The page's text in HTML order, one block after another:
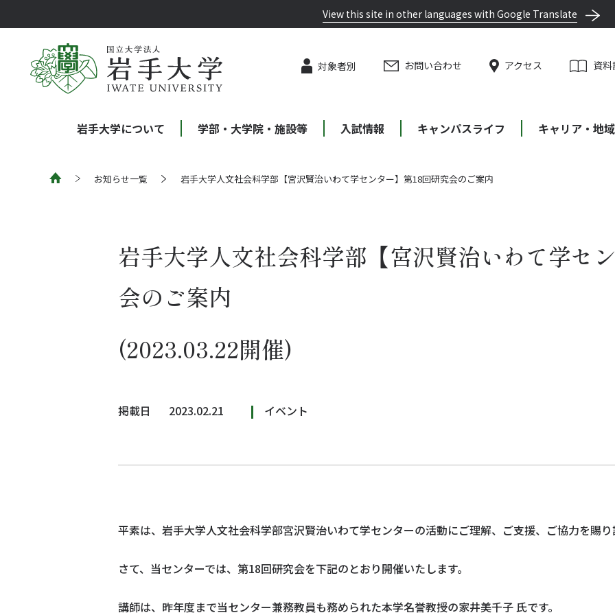
View this site in other languages with Google Translate
対象者別 お問い合わせ アクセス 資料
岩手大学について 学部・大学院・施設等 入試情報 キャンパスライフ キャリア・地
お知らせ一覧 岩手大学人文社会科学部【宮沢賢治いわて学センター】第18回研究会のご案内
岩手大学人文社会科学部【宮沢賢治いわて学セ
会のご案内
(2023.03.22開催)
掲載日 2023.02.21 イベント
平素は、岩手大学人文社会科学部宮沢賢治いわて学センターの活動にご理解、ご支援、ご協力を賜り
さて、当センターでは、第18回研究会を下記のとおり開催いたします。
講師は、昨年度まで当センター兼務教員も務められた本学名誉教授の家井美千子 氏です。